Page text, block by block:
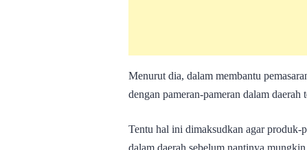
Menurut dia, dalam membantu
dengan pameran-pameran dalam daerah
Tentu hal ini dimaksudkan agar produk-
dalam daerah sebelum nantinya